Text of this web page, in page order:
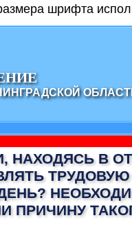
шрифта
ОБРАТИТЕ
НАХОДЯСЬ В
ПРИЧИНУ